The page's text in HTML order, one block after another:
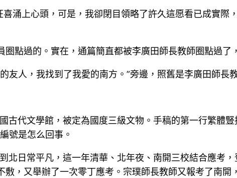
涌上心頭，可是，我卻閉目領略了許久這愿看已成實際
點過的。實在，通篇簡直都被李廣田師長教師圈點過了
友人，我找到了我愛的南方。”旁邊，照舊是李廣田師長
代文學館，被定為國度三級文物。手稿的第一行繁體
號是怎么回事。
北日常平凡，這一年清華、北年夜、南開三校結合應考
，又舉辦了一次零丁應考。宗璞師長教師又報考了南開